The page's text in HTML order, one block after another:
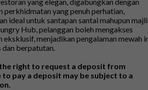
yang elegan, digabungkan dengan
perkhidmatan yang penuh perhatian,
ideal untuk santapan santai mahupun
Hub, pelanggan boleh mengakses
eksklusif, menjadikan pengalaman mewah
dan berpatutan.
right to request a deposit from
pay a deposit may be subject to a